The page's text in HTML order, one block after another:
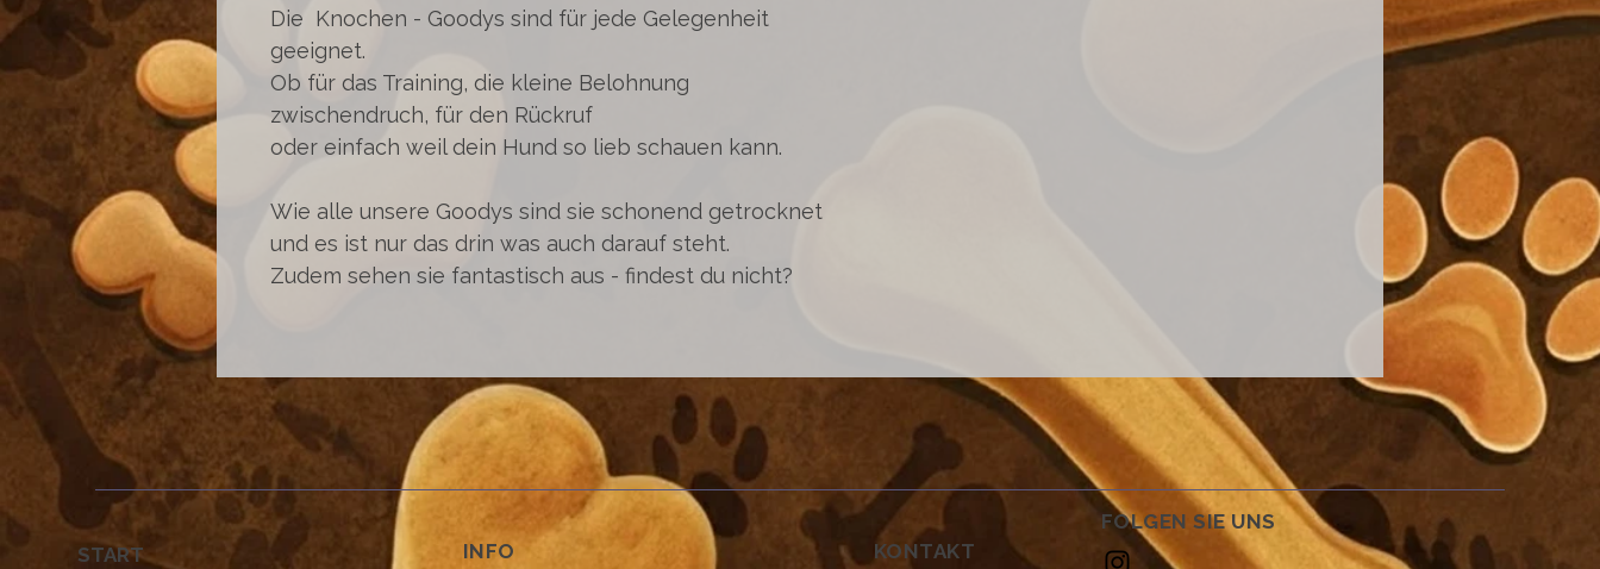
Die Knochen - Goodys sind für jede Gelegenheit
geeignet.
Ob für das Training, die kleine Belohnung
zwischendruch, für den Rückruf
oder einfach weil dein Hund so lieb schauen kann.
Wie alle unsere Goodys sind sie schonend getrocknet
und es ist nur das drin was auch darauf steht.
Zudem sehen sie fantastisch aus - findest du nicht?
START
INFO KONTAKT
FOLGEN SIE UNS